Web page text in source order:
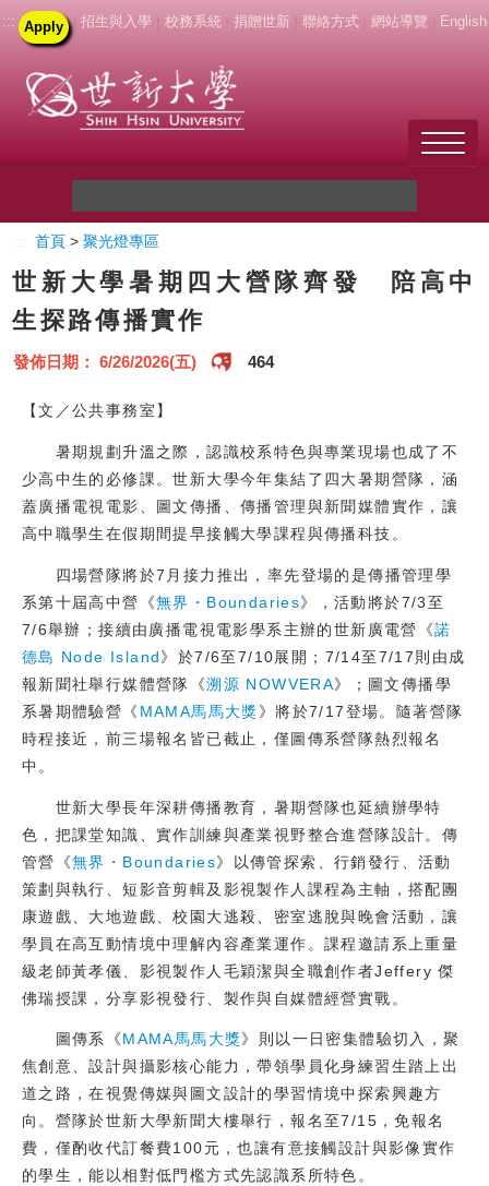
::: Apply | 招生與入學 校務系統 捐贈世新 聯絡方式 網站導覽 English
關於世新
未來學生
新生
在校生
教職員
校友
媒體
首頁 >聚光燈專區
世新大學暑期四大營隊齊發 陪高中
生探路傳播實作
發佈日期： 6/26/2026(五) 464
【文／公共事務室】
暑期規劃升溫之際，認識校系特色與專業現場也成了不
少高中生的必修課。世新大學今年集結了四大暑期營隊，涵
蓋廣播電視電影、圖文傳播、傳播管理與新聞媒體實作，讓
高中職學生在假期間提早接觸大學課程與傳播科技。
四場營隊將於7月接力推出，率先登場的是傳播管理學
系第十屆高中營《無界・Boundaries》，活動將於7/3至
7/6舉辦；接續由廣播電視電影學系主辦的世新廣電營《諾
德島 Node Island》於7/6至7/10展開；7/14至7/17則由成
報新聞社舉行媒體營隊《溯源 NOWVERA》；圖文傳播學
系暑期體驗營《 MAMA馬馬大獎》將於7/17登場。隨著營隊
時程接近，前三場報名皆已截止，僅圖傳系營隊熱烈報名
中。
世新大學長年深耕傳播教育，暑期營隊也延續辦學特
色，把課堂知識、實作訓練與產業視野整合進營隊設計。傳
管營《無界・Boundaries》以傳管探索、行銷發行、活動
策劃與執行、短影音剪輯及影視製作人課程為主軸，搭配團
康遊戲、大地遊戲、校園大逃殺、密室逃脫與晚會活動，讓
學員在高互動情境中理解內容產業運作。課程邀請系上重量
級老師黃孝儀、影視製作人毛穎潔與全職創作者Jeffery 傑
佛瑞授課，分享影視發行、製作與自媒體經營實戰。
圖傳系《MAMA馬馬大獎》則以一日密集體驗切入，聚
焦創意、設計與攝影核心能力，帶領學員化身練習生踏上出
道之路，在視覺傳媒與圖文設計的學習情境中探索興趣方
向。營隊於世新大學新聞大樓舉行，報名至7/15，免報名
費，僅酌收代訂餐費100元，也讓有意接觸設計與影像實作
的學生，能以相對低門檻方式先認識系所特色。